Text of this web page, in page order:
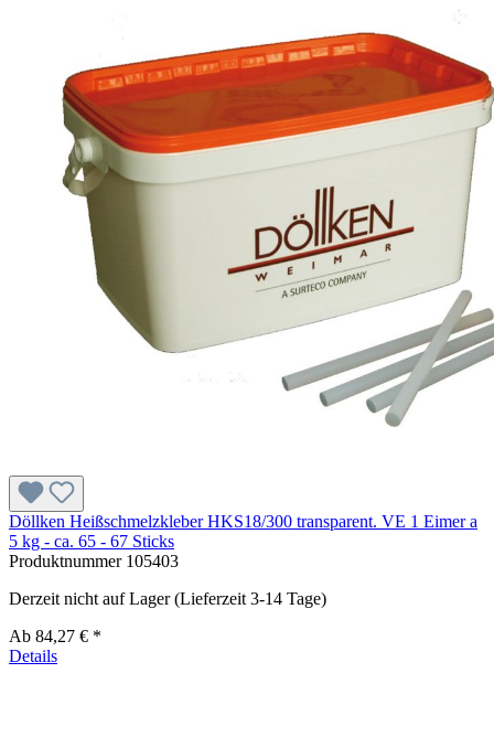
Döllken Heißschmelzkleber HKS18/300 transparent. VE 1 Eimer a
5 kg - ca. 65 - 67 Sticks
Produktnummer 105403
Derzeit nicht auf Lager (Lieferzeit 3-14 Tage)
Ab 84,27 € *
Details